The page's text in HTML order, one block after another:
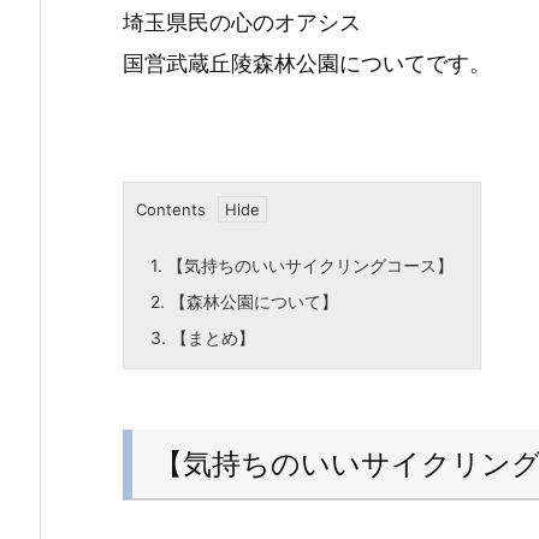
埼玉県民の心のオアシス
国営武蔵丘陵森林公園についてです。
Contents
1. 【気持ちのいいサイクリングコース】
2. 【森林公園について】
3. 【まとめ】
【気持ちのいいサイクリン